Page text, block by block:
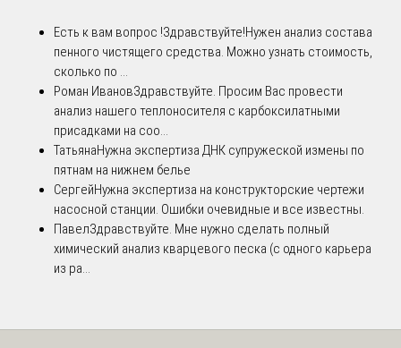
Есть к вам вопрос !Здравствуйте!Нужен анализ состава
пенного чистящего средства. Можно узнать стоимость,
сколько по ...
Роман ИвановЗдравствуйте. Просим Вас провести
анализ нашего теплоносителя с карбоксилатными
присадками на соо...
ТатьянаНужна экспертиза ДНК супружеской измены по
пятнам на нижнем белье
СергейНужна экспертиза на конструкторские чертежи
насосной станции. Ошибки очевидные и все известны.
ПавелЗдравствуйте. Мне нужно сделать полный
химический анализ кварцевого песка (с одного карьера
из ра...